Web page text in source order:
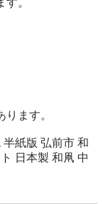
。
ます。
紙版 弘前市 和
日本製 和凧 中